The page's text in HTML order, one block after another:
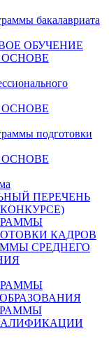
бакалавриата
ОБУЧЕНИЕ
подготовки
ПЕРЕЧЕНЬ
КАДРОВ
СРЕДНЕГО